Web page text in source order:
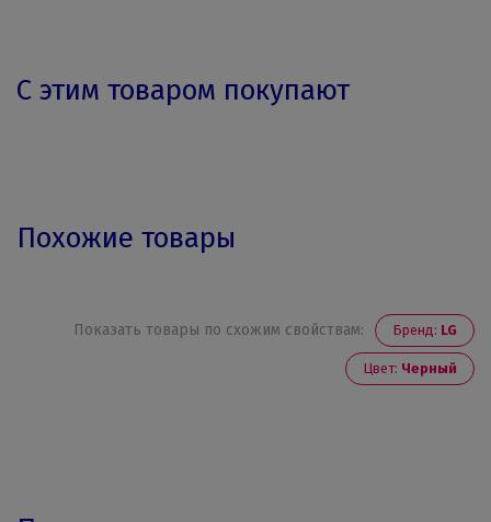
С этим товаром покупают
Похожие товары
Показать товары по схожим свойствам: Бренд: LG
Цвет: Черный